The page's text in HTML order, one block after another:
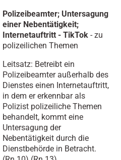
Polizeibeamter; Untersagung
einer Nebentätigkeit;
Internetauftritt - TikTok - zu
polizeilichen Themen
Leitsatz: Betreibt ein
Polizeibeamter außerhalb des
Dienstes einen Internetauftritt,
in dem er erkennbar als
Polizist polizeiliche Themen
behandelt, kommt eine
Untersagung der
Nebentätigkeit durch die
Dienstbehörde in Betracht.